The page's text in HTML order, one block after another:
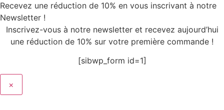
Recevez une réduction de 10% en vous inscrivant à notre
Newsletter !
Inscrivez-vous à notre newsletter et recevez aujourd’hui
une réduction de 10% sur votre première commande !
[sibwp_form id=1]
×